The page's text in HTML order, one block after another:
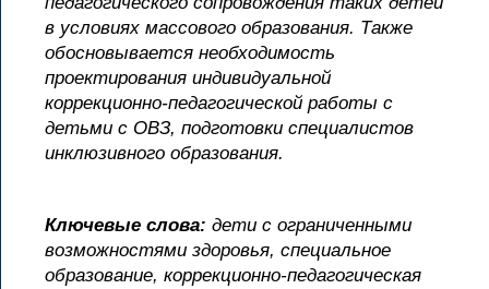
в условиях массового образования. Также
обосновывается необходимость
проектирования индивидуальной
коррекционно-педагогической работы с
детьми с ОВЗ, подготовки специалистов
инклюзивного образования.
Ключевые слова: дети с ограниченными
возможностями здоровья, специальное
образование, коррекционно-педагогическая